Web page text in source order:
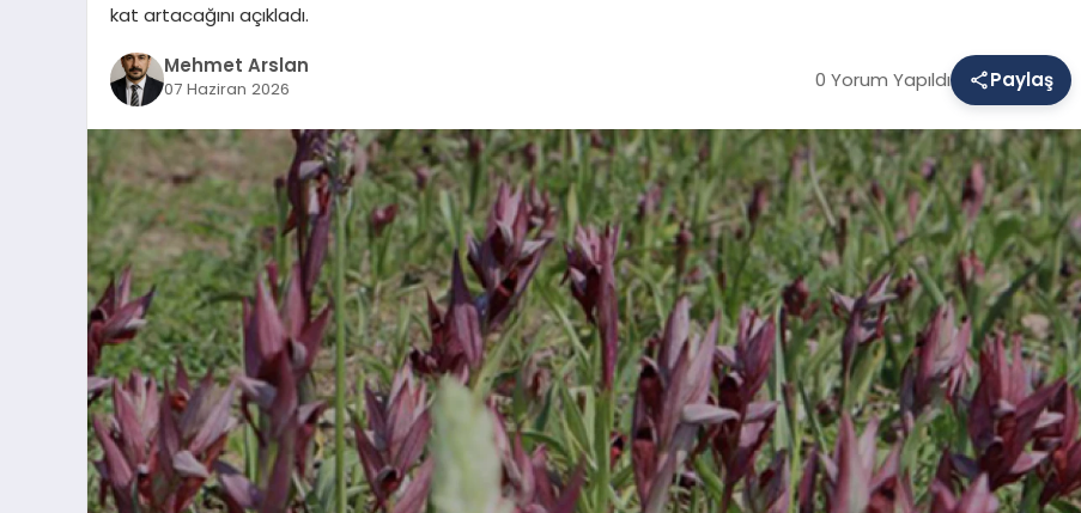
kat artacağını açıkladı.
Mehmet Arslan
07 Haziran 2026 0 Yorum Yapıldı Paylaş